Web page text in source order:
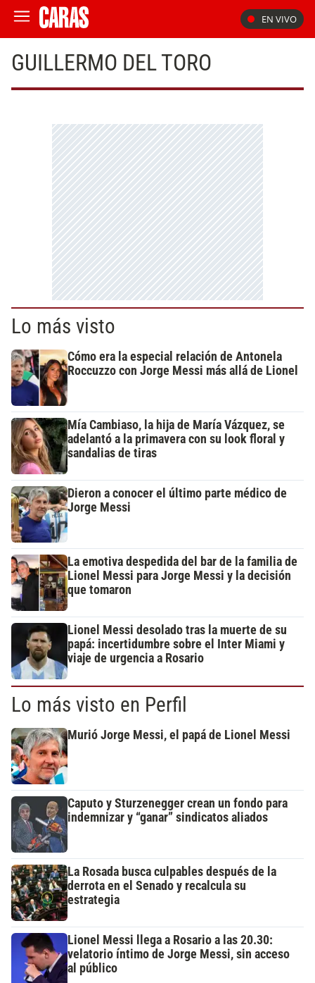
EN VIVO
GUILLERMO DEL TORO
Lo más visto
Cómo era la especial relación de Antonela
Roccuzzo con Jorge Messi más allá de Lionel
Mía Cambiaso, la hija de María Vázquez, se
adelantó a la primavera con su look floral y
sandalias de tiras
Dieron a conocer el último parte médico de
Jorge Messi
La emotiva despedida del bar de la familia de
Lionel Messi para Jorge Messi y la decisión
que tomaron
Lionel Messi desolado tras la muerte de su
papá: incertidumbre sobre el Inter Miami y
viaje de urgencia a Rosario
Lo más visto en Perfil
Murió Jorge Messi, el papá de Lionel Messi
Caputo y Sturzenegger crean un fondo para
indemnizar y “ganar” sindicatos aliados
La Rosada busca culpables después de la
derrota en el Senado y recalcula su
estrategia
Lionel Messi llega a Rosario a las 20.30:
velatorio íntimo de Jorge Messi, sin acceso
al público